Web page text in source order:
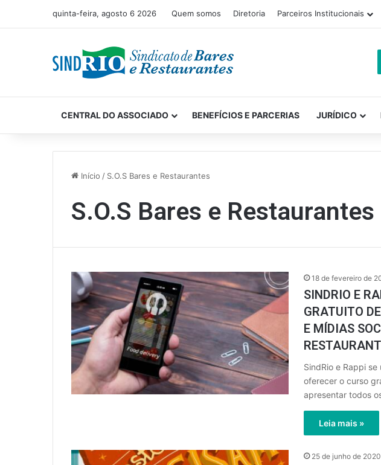
quinta-feira, agosto 6 2026 Quem somos Diretoria Parceiros Institucionais
CENTRAL DO ASSOCIADO BENEFÍCIOS E PARCERIAS JURÍDICO
Início / S.O.S Bares e Restaurantes
S.O.S Bares e Restaurantes
18 de fevereiro de
SINDRIO E
GRATUITO
E MÍDIAS
SindRio e Rappi
oferecer o curso
apresentar todos
Leia mais »
25 de junho de 2020